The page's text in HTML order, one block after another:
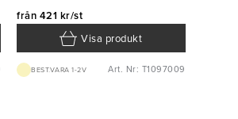
från 421 kr/st
Visa produkt
BEST.VARA 1-2V Art. Nr: T1097009